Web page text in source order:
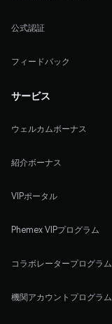
公式認証
フィードバック
サービス
ウェルカムボーナス
紹介ボーナス
VIPポータル
Phemex VIPプログラム
コラボレータープログラム
機関アカウントプログラム